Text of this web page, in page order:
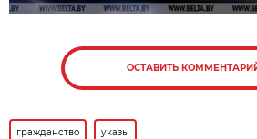
ОСТАВИТЬ
гражданство указы